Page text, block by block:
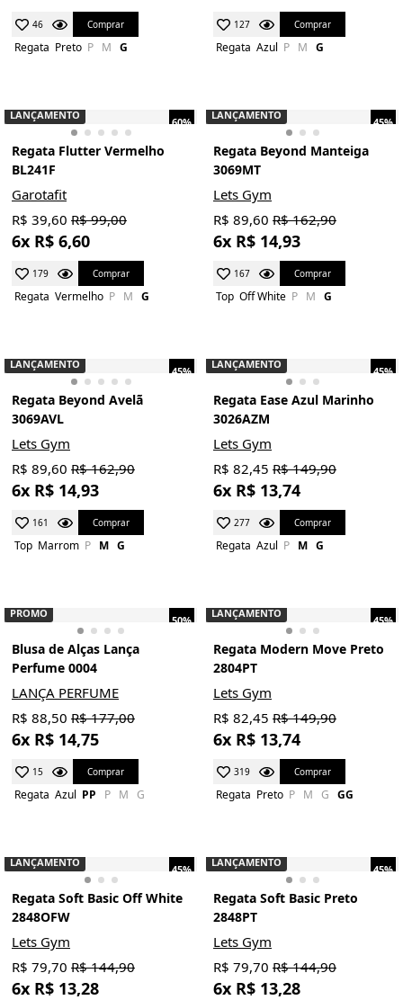
46 Comprar
Regata Preto P M G
127 Comprar
Regata Azul P M G
60%
LANÇAMENTO
Regata Flutter Vermelho
BL241F
Garotafit
R$ 39,60 R$ 99,00
6x R$ 6,60
179 Comprar
Regata Vermelho P M G
45%
LANÇAMENTO
Regata Beyond Manteiga
3069MT
Lets Gym
R$ 89,60 R$ 162,90
6x R$ 14,93
167 Comprar
Top Off White P M G
45%
LANÇAMENTO
Regata Beyond Avelã
3069AVL
Lets Gym
R$ 89,60 R$ 162,90
6x R$ 14,93
161 Comprar
Top Marrom P M G
45%
LANÇAMENTO
Regata Ease Azul Marinho
3026AZM
Lets Gym
R$ 82,45 R$ 149,90
6x R$ 13,74
277 Comprar
Regata Azul P M G
50%
PROMO
Blusa de Alças Lança
Perfume 0004
LANÇA PERFUME
R$ 88,50 R$ 177,00
6x R$ 14,75
15 Comprar
Regata Azul PP P M G
45%
LANÇAMENTO
Regata Modern Move Preto
2804PT
Lets Gym
R$ 82,45 R$ 149,90
6x R$ 13,74
319 Comprar
Regata Preto P M G GG
45%
LANÇAMENTO
Regata Soft Basic Off White
2848OFW
Lets Gym
R$ 79,70 R$ 144,90
6x R$ 13,28
45%
LANÇAMENTO
Regata Soft Basic Preto
2848PT
Lets Gym
R$ 79,70 R$ 144,90
6x R$ 13,28